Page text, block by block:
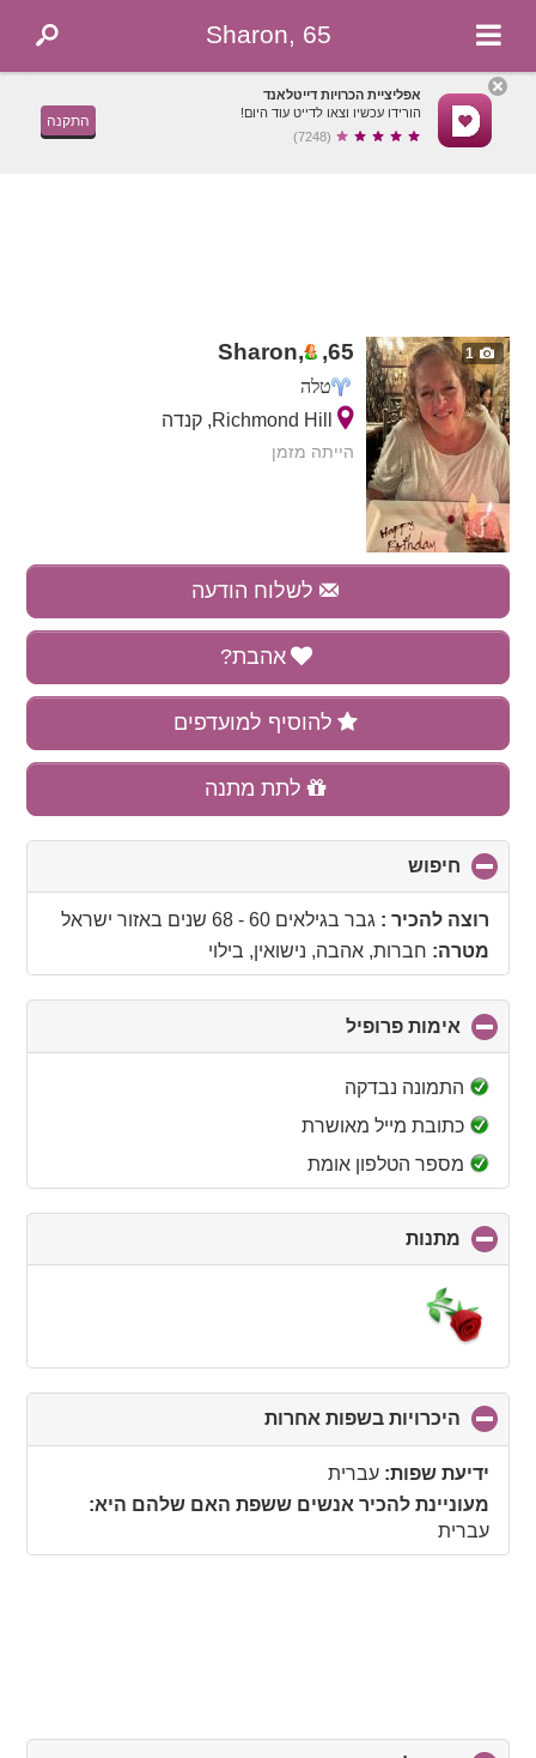
Sharon, 65
אפליציית הכרויות דייטלאנד
הורידו עכשיו וצאו לדייט עוד היום!
(7248)
התקנה
1
Sharon, ,65
טלה
Richmond Hill, קנדה
הייתה מזמן
לשלוח הודעה
אהבת?
להוסיף למועדפים
לתת מתנה
חיפוש
to
collapseרוצה להכיר : גבר בגילאים 60 - 68 שנים באזור ישראל
מטרה: חברות, אהבה, נישואין, בילוי
אימות פרופיל
to
התמונה נבדקה
כתובת מייל מאושרת
מספר הטלפון אומת
מתנות
to
היכרויות בשפות אחרות
to
ידיעת שפות: עברית
מעוניינת להכיר אנשים ששפת האם שלהם היא:
עברית